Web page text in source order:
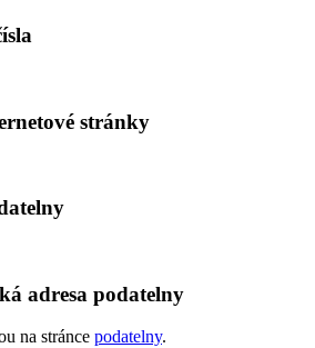
stránky
adresa podatelny
na stránce podatelny.